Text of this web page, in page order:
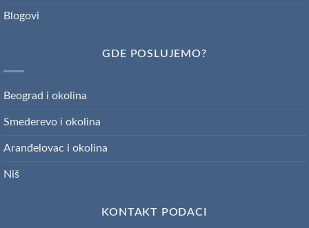
Blogovi
GDE POSLUJEMO?
Beograd i okolina
Smederevo i okolina
Aranđelovac i okolina
Niš
KONTAKT PODACI